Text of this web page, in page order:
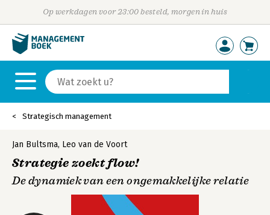
Op werkdagen voor 23:00 besteld, morgen in huis
Strategisch management
Jan Bultsma, Leo van de Voort
Strategie zoekt flow!
De dynamiek van een ongemakkelijke relatie